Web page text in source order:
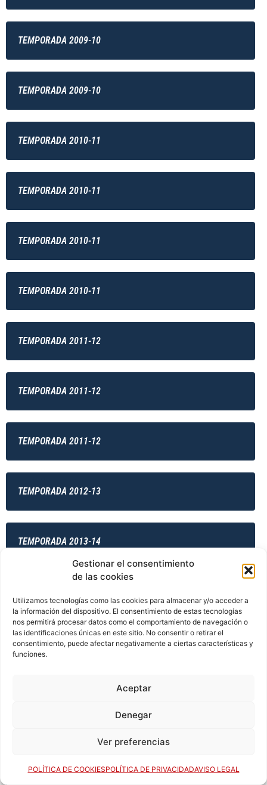
Gestionar el consentimiento
de las cookies
Utilizamos tecnologías como las cookies para almacenar y/o acceder a
la información del dispositivo. El consentimiento de estas tecnologías
nos permitirá procesar datos como el comportamiento de navegación o
las identificaciones únicas en este sitio. No consentir o retirar el
consentimiento, puede afectar negativamente a ciertas características y
funciones.
Aceptar
Denegar
Ver preferencias
POLÍTICA DE COOKIESPOLÍTICA DE PRIVACIDADAVISO LEGAL
TEMPORADA 2009-10
TEMPORADA 2009-10
TEMPORADA 2010-11
TEMPORADA 2010-11
TEMPORADA 2010-11
TEMPORADA 2010-11
TEMPORADA 2011-12
TEMPORADA 2011-12
TEMPORADA 2011-12
TEMPORADA 2012-13
TEMPORADA 2013-14
TEMPORADA 2014-15
TEMPORADA 2014-15